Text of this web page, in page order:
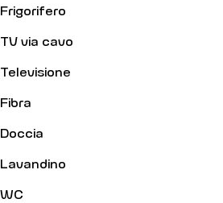
Frigorifero
TV via cavo
Televisione
Fibra
Doccia
Lavandino
WC